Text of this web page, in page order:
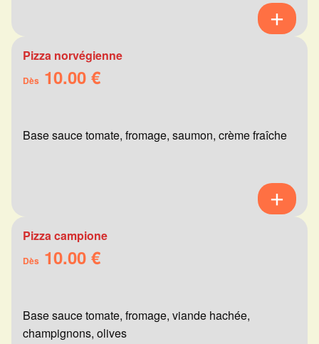
Pizza norvégienne
Dès 10.00 €
Base sauce tomate, fromage, saumon, crème fraîche
Pizza campione
Dès 10.00 €
Base sauce tomate, fromage, viande hachée,
champignons, olives